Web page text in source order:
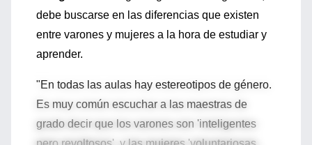
debe buscarse en las diferencias que existen
entre varones y mujeres a la hora de estudiar y
aprender.
"En todas las aulas hay estereotipos de género.
Es muy común escuchar a las maestras de
grado decir que los varones son 'inteligentes